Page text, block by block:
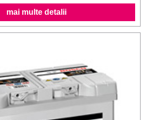
mai multe detalii